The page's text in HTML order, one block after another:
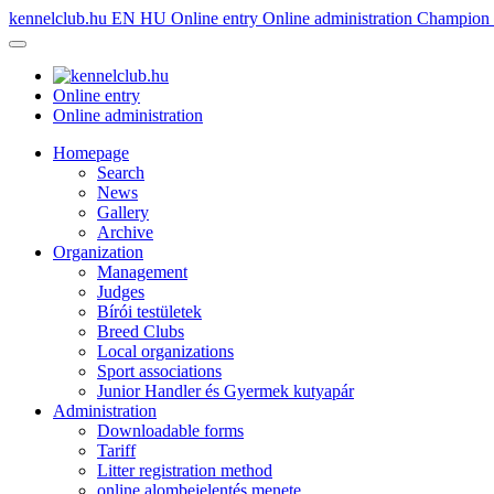
kennelclub.hu EN HU Online entry Online administration Champion
Online entry
Online administration
Homepage
Search
News
Gallery
Archive
Organization
Management
Judges
Bírói testületek
Breed Clubs
Local organizations
Sport associations
Junior Handler és Gyermek kutyapár
Administration
Downloadable forms
Tariff
Litter registration method
online alombejelentés menete